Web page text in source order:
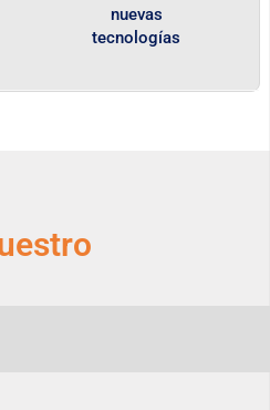
nuevas
tecnologías